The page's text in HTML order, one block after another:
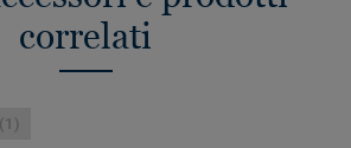
correlati